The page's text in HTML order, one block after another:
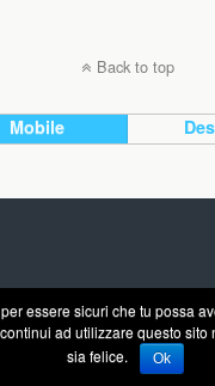
Back to top
Mobile
essere sicuri che tu possa
ad utilizzare questo sito
sia felice.
Ok